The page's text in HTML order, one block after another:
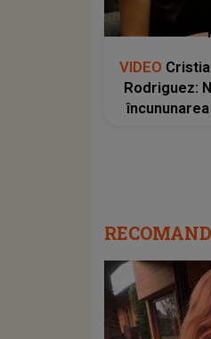
VIDEO
Rodriguez: